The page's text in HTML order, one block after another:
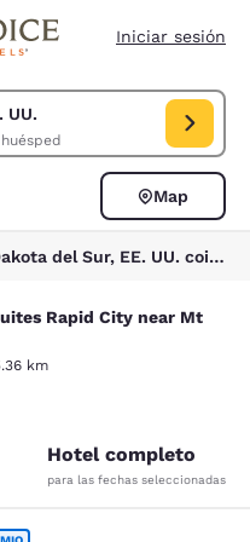
Iniciar sesión
UU.
1 huésped
del Sur, EE. UU.. Fecha de
Map
6 de hoteles cerca de Hill City, Dakota del Sur, EE. UU. coinciden con tus filtros
Rapid City
Rapid City near Mt
km
Muy bueno. 444 reseñas
Hotel completo
para las fechas seleccionadas